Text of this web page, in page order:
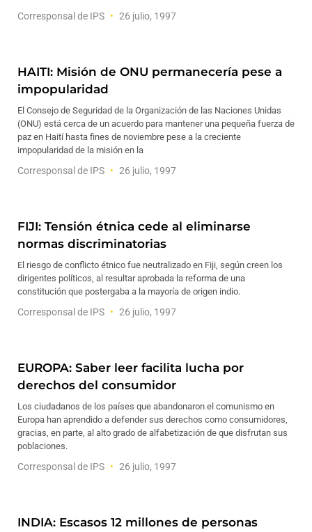
Corresponsal de IPS 26 julio, 1997
HAITI: Misión de ONU permanecería pese a
impopularidad
El Consejo de Seguridad de la Organización de las Naciones Unidas
(ONU) está cerca de un acuerdo para mantener una pequeña fuerza de
paz en Haití hasta fines de noviembre pese a la creciente
impopularidad de la misión en la
Corresponsal de IPS 26 julio, 1997
FIJI: Tensión étnica cede al eliminarse
normas discriminatorias
El riesgo de conflicto étnico fue neutralizado en Fiji, según creen los
dirigentes políticos, al resultar aprobada la reforma de una
constitución que postergaba a la mayoría de origen indio.
Corresponsal de IPS 26 julio, 1997
EUROPA: Saber leer facilita lucha por
derechos del consumidor
Los ciudadanos de los países que abandonaron el comunismo en
Europa han aprendido a defender sus derechos como consumidores,
gracias, en parte, al alto grado de alfabetización de que disfrutan sus
poblaciones.
Corresponsal de IPS 26 julio, 1997
INDIA: Escasos 12 millones de personas